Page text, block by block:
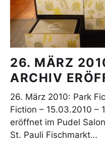
26. MÄRZ
ARCHIV
26. März 2010: Park
Fiction – 15.03.2010 –
eröffnet im Pudel
St. Pauli Fischmarkt…